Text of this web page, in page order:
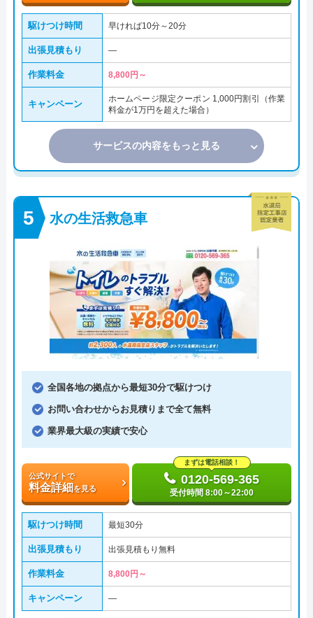
駆けつけ時間 早ければ10分～20分
出張見積もり ―
作業料金 8,800円～
キャンペーン
ホームページ限定クーポン 1,000円割引（作業
料金が1万円を超えた場合）
サービスの内容をもっと見る
水の生活救急車
全国各地の拠点から最短30分で駆けつけ
お問い合わせからお見積りまで全て無料
業界最大級の実績で安心
公式サイトで
料金詳細を見る
まずは電話相談！
0120-569-365
受付時間 8:00～22:00
駆けつけ時間 最短30分
出張見積もり 出張見積もり無料
作業料金 8,800円～
キャンペーン ―